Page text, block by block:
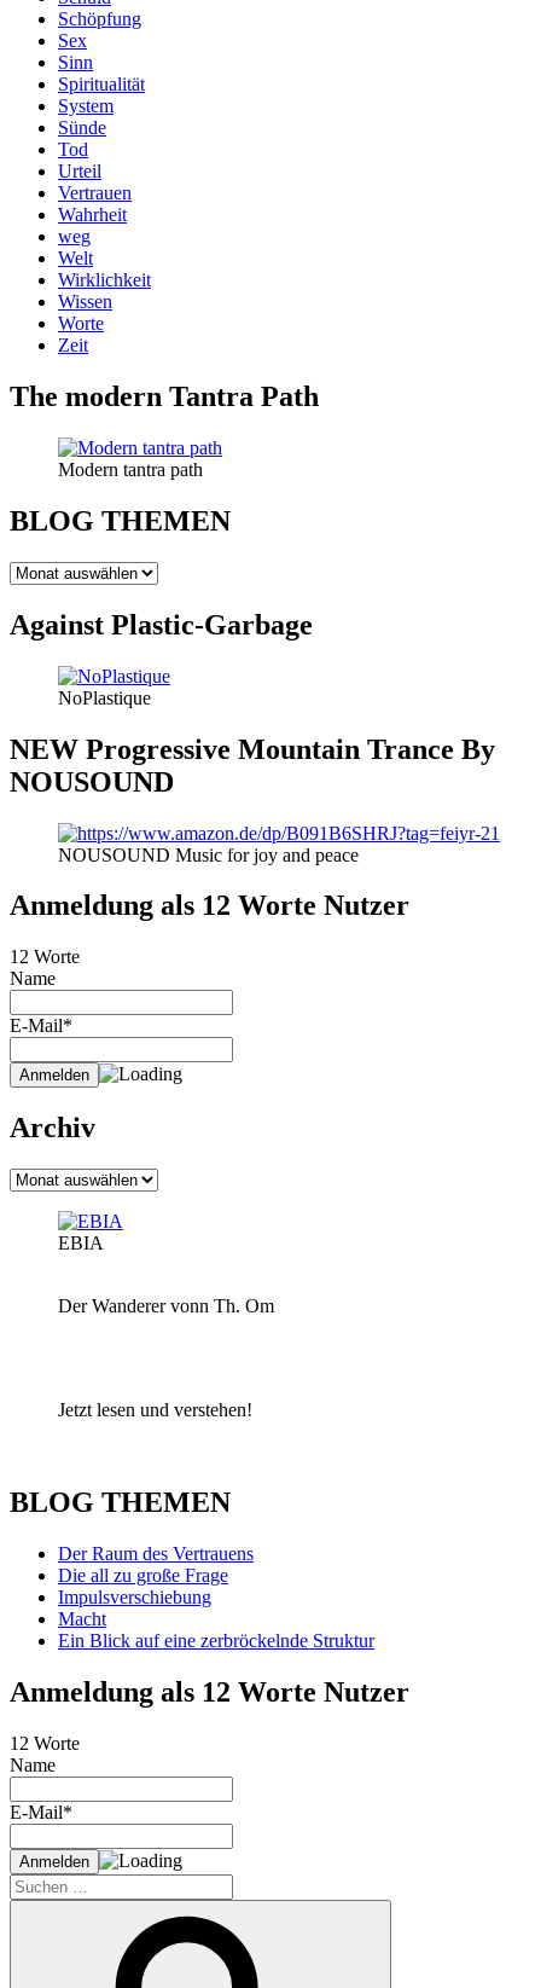
Schöpfung
Sex
Sinn
Spiritualität
System
Sünde
Tod
Urteil
Vertrauen
Wahrheit
weg
Welt
Wirklichkeit
Wissen
Worte
Zeit
The modern Tantra Path
Modern tantra path
BLOG THEMEN
BLOG
Against Plastic-Garbage
NoPlastique
NEW Progressive Mountain Trance By
NOUSOUND
NOUSOUND Music for joy and peace
Anmeldung als 12 Worte Nutzer
12 Worte
Name
E-Mail*
Archiv
Archiv
EBIA
Der Wanderer vonn Th. Om
Jetzt lesen und verstehen!
BLOG THEMEN
Der Raum des Vertrauens
Die all zu große Frage
Impulsverschiebung
Macht
Ein Blick auf eine zerbröckelnde Struktur
Anmeldung als 12 Worte Nutzer
12 Worte
Name
E-Mail*
Suche
nach: